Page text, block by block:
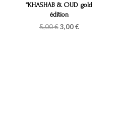
“KHASHAB & OUD gold
édition
5,00€ Le
3,00€Le